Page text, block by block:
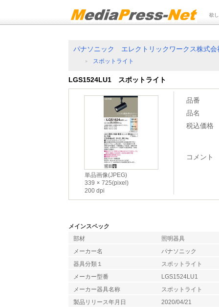
欲
パナソニック エレクトリックワークス株式会
スポットライト
LGS1524LU1 スポットライト
単品画像(JPEG)
339
725(pixel)
200 dpi
品番
品名
税込価格
コメント
メインスペック
部材
照明器具
メーカー名
パナソニック
器具分類１
スポットライト
メーカー型番
LGS1524LU1
メーカー器具名称
スポットライト
製品リリース年月日
2020/04/21